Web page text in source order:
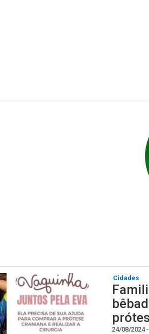
Cidades
24/08/2024 -